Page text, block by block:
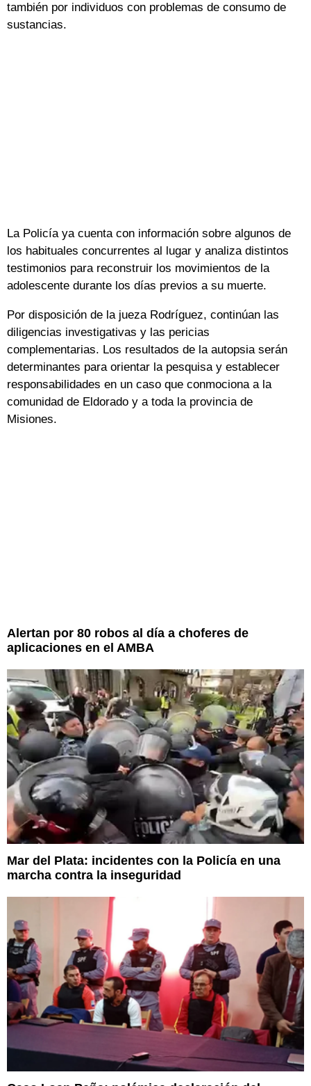
también por individuos con problemas de consumo de
sustancias.
La Policía ya cuenta con información sobre algunos de
los habituales concurrentes al lugar y analiza distintos
testimonios para reconstruir los movimientos de la
adolescente durante los días previos a su muerte.
Por disposición de la jueza Rodríguez, continúan las
diligencias investigativas y las pericias
complementarias. Los resultados de la autopsia serán
determinantes para orientar la pesquisa y establecer
responsabilidades en un caso que conmociona a la
comunidad de Eldorado y a toda la provincia de
Misiones.
Alertan por 80 robos al día a choferes de
aplicaciones en el AMBA
Mar del Plata: incidentes con la Policía en una
marcha contra la inseguridad